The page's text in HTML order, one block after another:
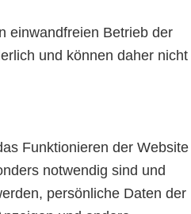
einwandfreien Betrieb der
und können daher nicht
Funktionieren der Website
notwendig sind und
persönliche Daten der